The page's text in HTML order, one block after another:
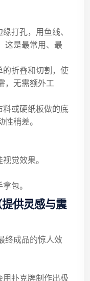
打孔，用鱼线、
这是最常用、最
的折叠和切割，使
，无需额外工
料或硬纸板做的底
稍差。
觉效果。
包。
供灵感与震
终成品的惊人效
用扑克牌制作出极